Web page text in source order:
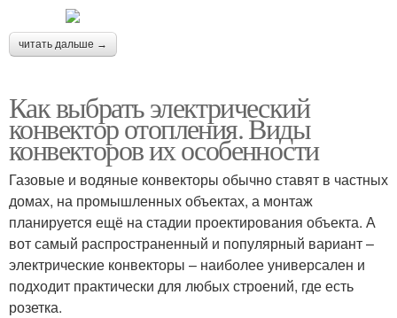
читать дальше →
Как выбрать электрический
конвектор отопления. Виды
конвекторов их особенности
Газовые и водяные конвекторы обычно ставят в частных
домах, на промышленных объектах, а монтаж
планируется ещё на стадии проектирования объекта. А
вот самый распространенный и популярный вариант –
электрические конвекторы – наиболее универсален и
подходит практически для любых строений, где есть
розетка.